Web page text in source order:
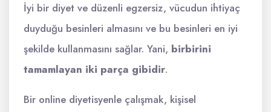
İyi bir diyet ve düzenli egzersiz, vücudun ihtiyaç
duyduğu besinleri almasını ve bu besinleri en iyi
şekilde kullanmasını sağlar. Yani, birbirini
tamamlayan iki parça gibidir.
Bir online diyetisyenle çalışmak, kişisel